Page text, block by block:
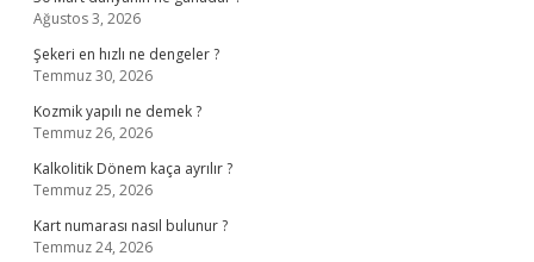
Ağustos 3, 2026
Şekeri en hızlı ne dengeler ?
Temmuz 30, 2026
Kozmik yapılı ne demek ?
Temmuz 26, 2026
Kalkolitik Dönem kaça ayrılır ?
Temmuz 25, 2026
Kart numarası nasıl bulunur ?
Temmuz 24, 2026